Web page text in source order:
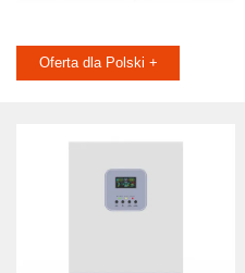
Oferta dla Polski +